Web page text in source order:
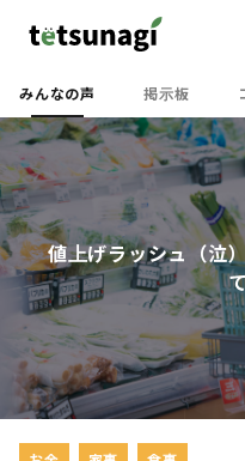
みんなの声 掲示板
値上げラッシュ（泣